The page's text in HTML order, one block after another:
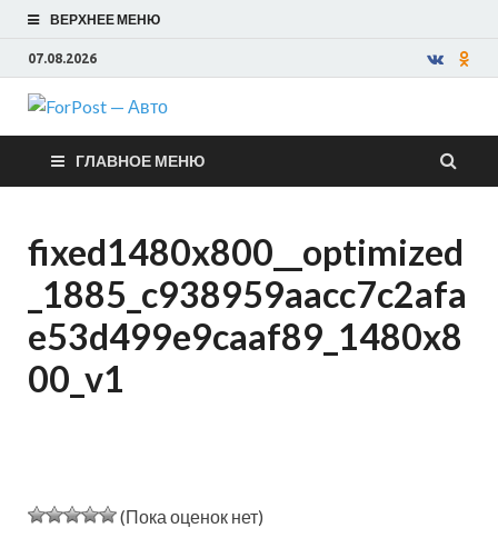
ВЕРХНЕЕ МЕНЮ
07.08.2026
ForPost —
Авто
ГЛАВНОЕ МЕНЮ
fixed1480x800__optimized
_1885_c938959aacc7c2afa
e53d499e9caaf89_1480x8
00_v1
(Пока оценок нет)